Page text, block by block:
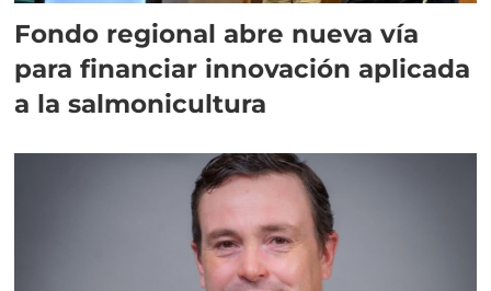
Fondo regional abre nueva vía
para financiar innovación aplicada
a la salmonicultura